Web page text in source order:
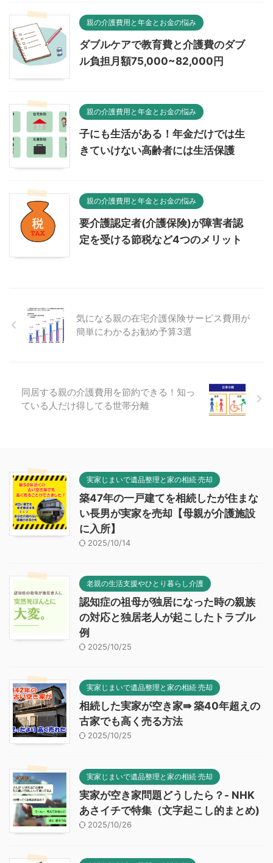
親の介護費用と年金とお金の悩み
ダブルケアで教育費と介護費のダブ
ル負担月額75,000~82,000円
親の介護費用と年金とお金の悩み
子にも生活がある！年金だけでは生
きていけない高齢者には生活保護
親の介護費用と年金とお金の悩み
要介護認定者(介護保険)が障害者認
定を受ける節税など4つのメリット
気になる親の在宅介護保険サービス費用が
簡単にわかるお勧め予算3選
同居する親の介護費用を節約できる！知っ
ている人だけ得してる世帯分離
実家じまいで遺品整理と家の相続 売却
築47年の一戸建てを相続したが住まな
い長男が実家を売却【母親が介護施設
に入所】
2025/10/14
老親の生活支援やひとり暮らし介護
認知症の祖母が独居になった時の親族
の対応と独居老人が起こしたトラブル
例
2025/10/25
実家じまいで遺品整理と家の相続 売却
相続した実家が空き家⇛ 築40年超えの
古家でも高く売る方法
2025/10/25
実家じまいで遺品整理と家の相続 売却
実家が空き家問題どうしたら？- NHK
あさイチで特集（文字起こし的まとめ)
2025/10/26